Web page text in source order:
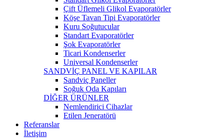
Çift Üflemeli Glikol Evaporatörler
Köşe Tavan Tipi Evaporatörler
Kuru Soğutucular
Standart Evaporatörler
Şok Evaporatörler
Ticari Kondenserler
Universal Kondenserler
SANDVİÇ PANEL VE KAPILAR
Sandviç Paneller
Soğuk Oda Kapıları
DİĞER ÜRÜNLER
Nemlendirici Cihazlar
Etilen Jeneratörü
Referanslar
İletişim